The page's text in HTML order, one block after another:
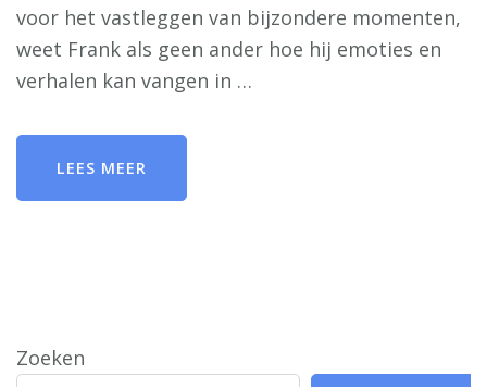
voor het vastleggen van bijzondere momenten,
weet Frank als geen ander hoe hij emoties en
verhalen kan vangen in …
LEES MEER
Zoeken